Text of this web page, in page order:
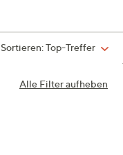
Sortieren:Top-Treffer
Alle Filter aufheben